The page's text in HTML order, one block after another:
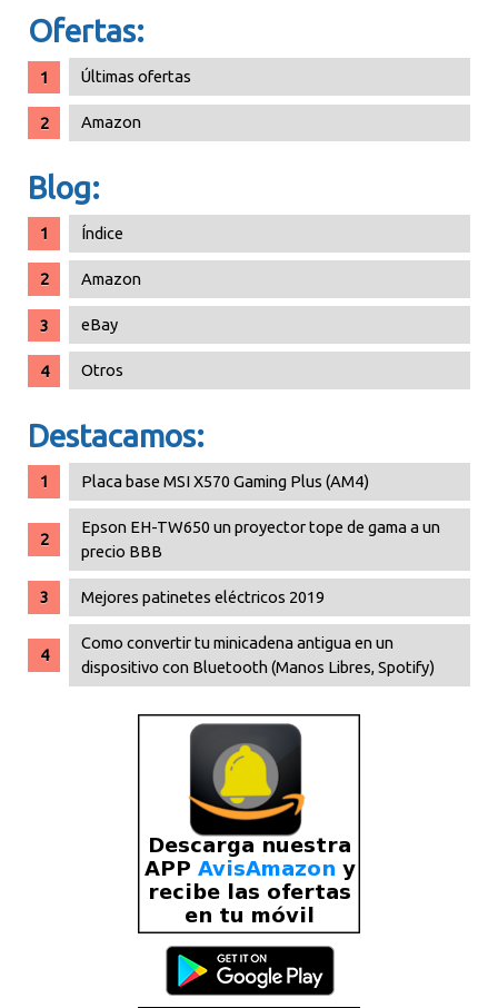
Ofertas:
Últimas ofertas
Amazon
Blog:
Índice
Amazon
eBay
Otros
Destacamos:
Placa base MSI X570 Gaming Plus (AM4)
Epson EH-TW650 un proyector tope de gama a un
precio BBB
Mejores patinetes eléctricos 2019
Como convertir tu minicadena antigua en un
dispositivo con Bluetooth (Manos Libres, Spotify)